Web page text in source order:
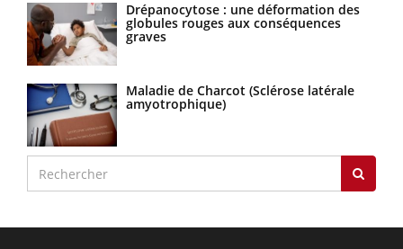
Drépanocytose : une déformation des
globules rouges aux conséquences
graves
Maladie de Charcot (Sclérose latérale
amyotrophique)